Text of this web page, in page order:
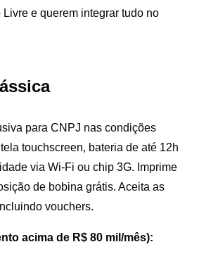
e querem integrar tudo no
para CNPJ nas condições
touchscreen, bateria de até 12h
via Wi-Fi ou chip 3G. Imprime
de bobina grátis. Aceita as
vouchers.
acima de R$ 80 mil/mês):